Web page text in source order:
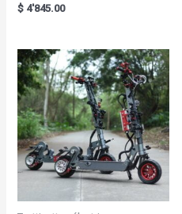
Rated
5.00
$ 4'845.00